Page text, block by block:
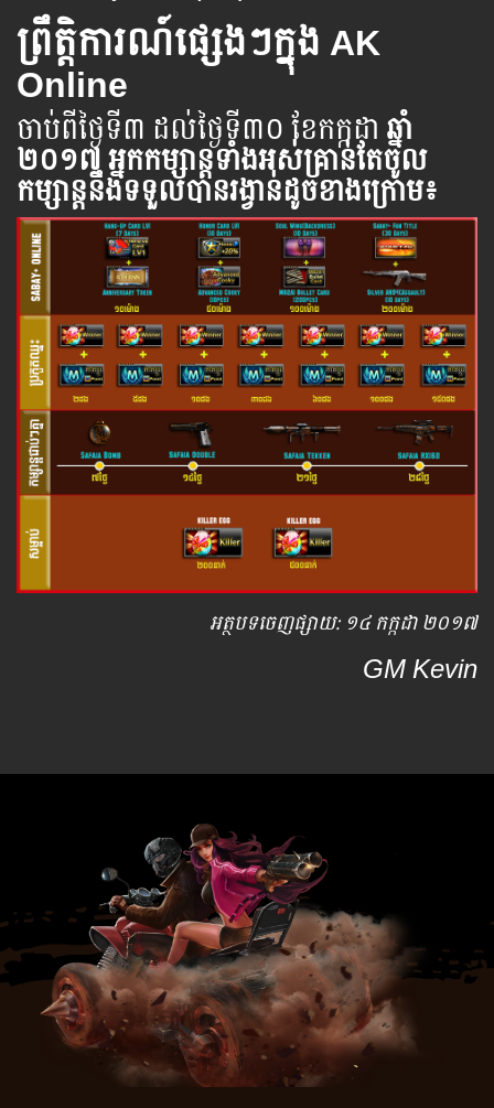
ព្រឹត្តិការណ៍ផ្សេងៗក្នុង AK
Online
ចាប់​ពី​ថ្ងៃ​ទី​​៣ ដល់​ថ្ងៃ​ទី៣០ ខែកក្កដា ឆ្នាំ​
២០១៧អ្នក​កម្សាន្ដ​ទាំងអស់​គ្រាន់​តែ​ចូល​
កម្សាន្ដ​នឹង​ទទួល​បាន​រង្វាន់​ដូចខាងក្រោម​៖
អត្ថបទ​ចេញ​ផ្សាយ​: ១៤ កក្កដា ២០១៧
GM Kevin